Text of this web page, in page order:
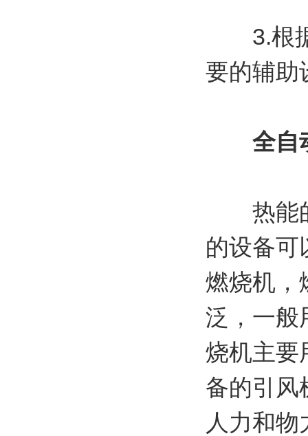
3.根据
要的辅助
全自
热能的
的设备可
燃烧机，
泛，一般
烧机主要
备的引风
人力和